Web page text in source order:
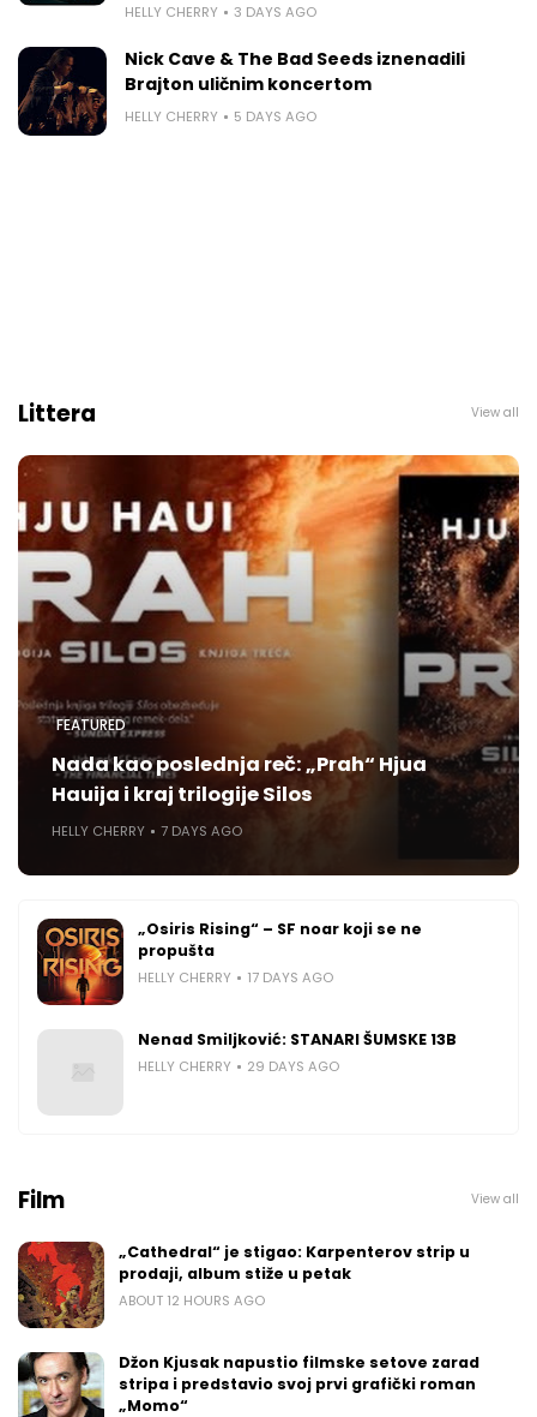
HELLY CHERRY 3 DAYS AGO
Nick Cave & The Bad Seeds iznenadili
Brajton uličnim koncertom
HELLY CHERRY 5 DAYS AGO
Littera View all
FEATURED
Nada kao poslednja reč: „Prah“ Hjua
Hauija i kraj trilogije Silos
HELLY CHERRY 7 DAYS AGO
„Osiris Rising“ – SF noar koji se ne
propušta
HELLY CHERRY 17 DAYS AGO
Nenad Smiljković: STANARI ŠUMSKE 13B
HELLY CHERRY 29 DAYS AGO
Film View all
„Cathedral“ je stigao: Karpenterov strip u
prodaji, album stiže u petak
ABOUT 12 HOURS AGO
Džon Kjusak napustio filmske setove zarad
stripa i predstavio svoj prvi grafički roman
„Momo“